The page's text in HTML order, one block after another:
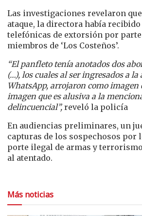
Las investigaciones revelaron
ataque, la directora había recibido
telefónicas de extorsión por parte
miembros de ‘Los Costeños’.
“El panfleto tenía anotados dos
(…), los cuales al ser ingresados a
WhatsApp, arrojaron como imagen
imagen que es alusiva a la
delincuencial”, reveló la policía
En audiencias preliminares, un
capturas de los sospechosos por
porte ilegal de armas y
al atentado.
Más noticias